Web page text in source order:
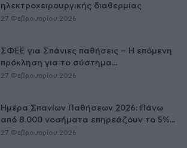
ηλεκτροχειρουργικής διαθερμίας
27 Φεβρουαρίου 2026
ΣΦΕΕ για Σπάνιες παθήσεις – Η επόμενη
πρόκληση για το σύστημα...
27 Φεβρουαρίου 2026
Ημέρα Σπανίων Παθήσεων 2026: Πάνω
από 8.000 νοσήματα επηρεάζουν το 5%...
27 Φεβρουαρίου 2026